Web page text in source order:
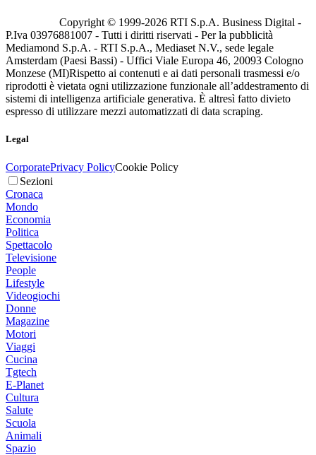
Copyright © 1999-2026 RTI S.p.A. Business Digital -
P.Iva 03976881007 - Tutti i diritti riservati - Per la pubblicità
Mediamond S.p.A. - RTI S.p.A., Mediaset N.V., sede legale
Amsterdam (Paesi Bassi) - Uffici Viale Europa 46, 20093 Cologno
Monzese (MI)Rispetto ai contenuti e ai dati personali trasmessi e/o
riprodotti è vietata ogni utilizzazione funzionale all’addestramento di
sistemi di intelligenza artificiale generativa. È altresì fatto divieto
espresso di utilizzare mezzi automatizzati di data scraping.
Legal
CorporatePrivacy PolicyCookie Policy
Sezioni
Cronaca
Mondo
Economia
Politica
Spettacolo
Televisione
People
Lifestyle
Videogiochi
Donne
Magazine
Motori
Viaggi
Cucina
Tgtech
E-Planet
Cultura
Salute
Scuola
Animali
Spazio